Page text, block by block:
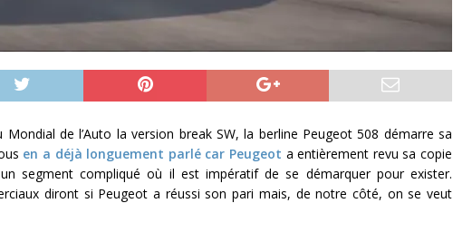
Mondial de l’Auto la version break SW, la berline Peugeot 508 démarre sa
en a déjà longuement parlé car Peugeot a entièrement revu sa copie
segment compliqué où il est impératif de se démarquer pour exister.
diront si Peugeot a réussi son pari mais, de notre côté, on se veut